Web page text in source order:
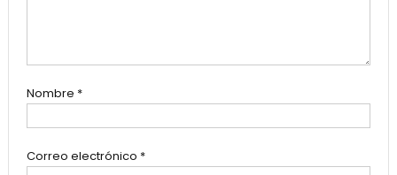
Nombre *
Correo electrónico *